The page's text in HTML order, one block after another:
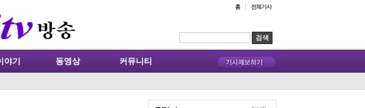
홈 전체기사
야기 동영상 커뮤니티